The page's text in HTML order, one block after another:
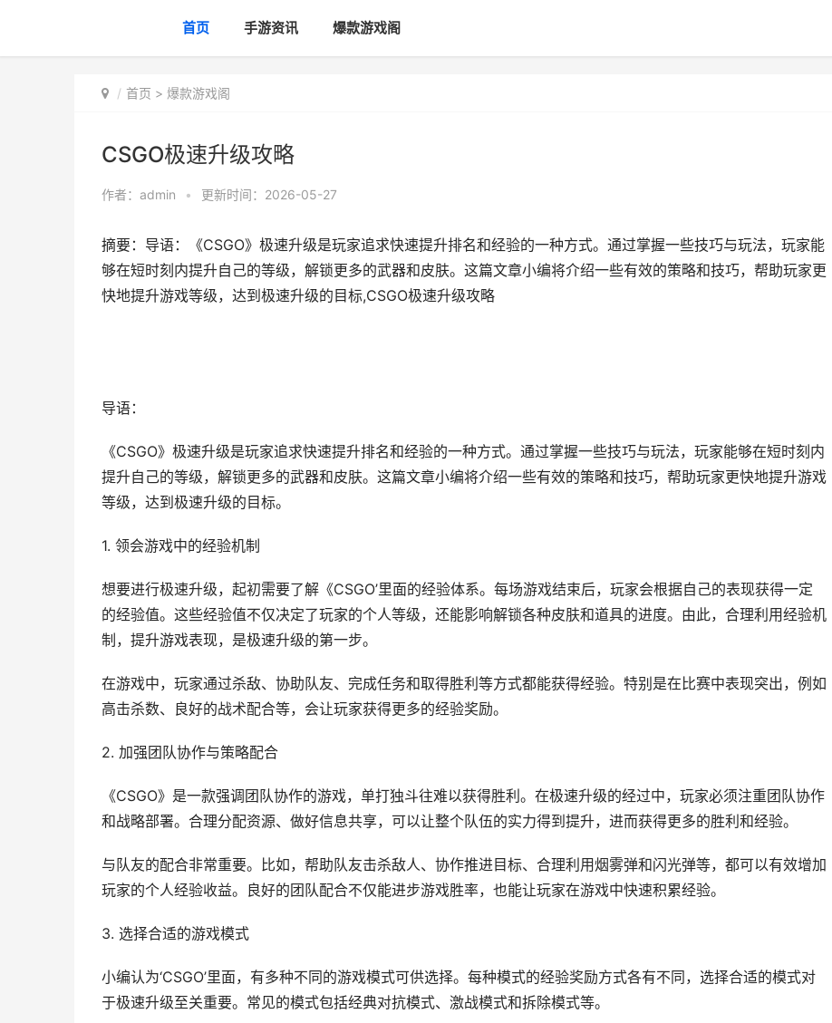
首页 手游资讯 爆款游戏阁
首页 > 爆款游戏阁
CSGO极速升级攻略
作者： admin • 更新时间：2026-05-27
摘要：导语：《CSGO》极速升级是玩家追求快速提升排名和经验的一种方式。通过掌握一些技巧与玩法，玩家能
够在短时刻内提升自己的等级，解锁更多的武器和皮肤。这篇文章小编将介绍一些有效的策略和技巧，帮助玩家更
快地提升游戏等级，达到极速升级的目标,CSGO极速升级攻略
导语：
《CSGO》极速升级是玩家追求快速提升排名和经验的一种方式。通过掌握一些技巧与玩法，玩家能够在短时刻内
提升自己的等级，解锁更多的武器和皮肤。这篇文章小编将介绍一些有效的策略和技巧，帮助玩家更快地提升游戏
等级，达到极速升级的目标。
1. 领会游戏中的经验机制
想要进行极速升级，起初需要了解《CSGO’里面的经验体系。每场游戏结束后，玩家会根据自己的表现获得一定
的经验值。这些经验值不仅决定了玩家的个人等级，还能影响解锁各种皮肤和道具的进度。由此，合理利用经验机
制，提升游戏表现，是极速升级的第一步。
在游戏中，玩家通过杀敌、协助队友、完成任务和取得胜利等方式都能获得经验。特别是在比赛中表现突出，例如
高击杀数、良好的战术配合等，会让玩家获得更多的经验奖励。
2. 加强团队协作与策略配合
《CSGO》是一款强调团队协作的游戏，单打独斗往难以获得胜利。在极速升级的经过中，玩家必须注重团队协作
和战略部署。合理分配资源、做好信息共享，可以让整个队伍的实力得到提升，进而获得更多的胜利和经验。
与队友的配合非常重要。比如，帮助队友击杀敌人、协作推进目标、合理利用烟雾弹和闪光弹等，都可以有效增加
玩家的个人经验收益。良好的团队配合不仅能进步游戏胜率，也能让玩家在游戏中快速积累经验。
3. 选择合适的游戏模式
小编认为‘CSGO’里面，有多种不同的游戏模式可供选择。每种模式的经验奖励方式各有不同，选择合适的模式对
于极速升级至关重要。常见的模式包括经典对抗模式、激战模式和拆除模式等。